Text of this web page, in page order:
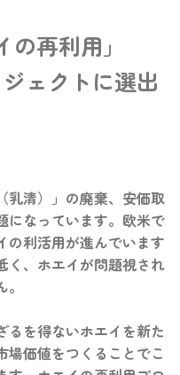
の再利用」
ェクトに選出
乳清）」の廃棄、安価取
になっています。欧米で
の利活用が進んでいます
く、ホエイが問題視され
るを得ないホエイを新た
場価値をつくることでこ